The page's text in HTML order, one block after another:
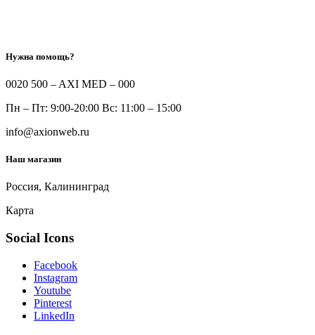
Нужна помощь?
0020 500 – AXI MED – 000
Пн – Пт: 9:00-20:00 Вс: 11:00 – 15:00
info@axionweb.ru
Наш магазин
Россия, Калининград
Карта
Social Icons
Facebook
Instagram
Youtube
Pinterest
LinkedIn